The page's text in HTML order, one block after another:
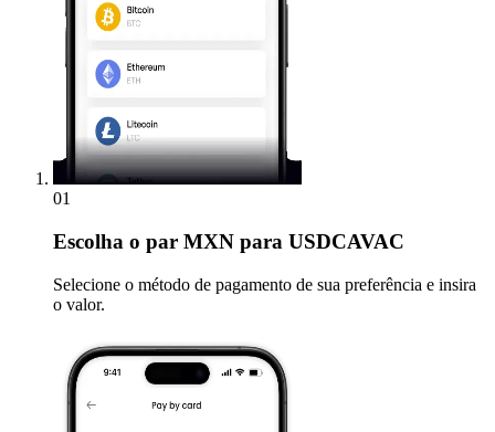
01
Escolha o par MXN para USDCAVAC
Selecione o método de pagamento de sua preferência e insira
o valor.